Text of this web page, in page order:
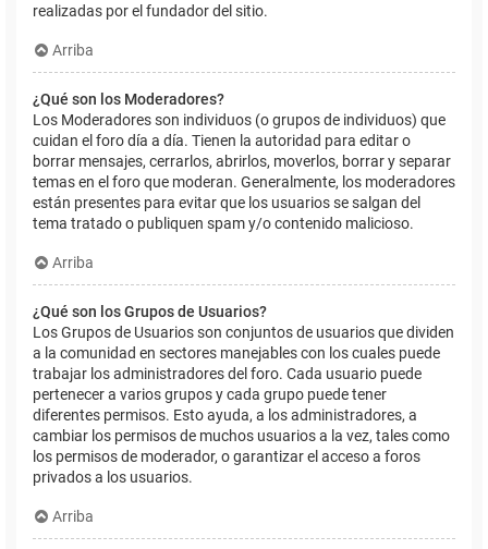
realizadas por el fundador del sitio.
Arriba
¿Qué son los Moderadores?
Los Moderadores son individuos (o grupos de individuos) que
cuidan el foro día a día. Tienen la autoridad para editar o
borrar mensajes, cerrarlos, abrirlos, moverlos, borrar y separar
temas en el foro que moderan. Generalmente, los moderadores
están presentes para evitar que los usuarios se salgan del
tema tratado o publiquen spam y/o contenido malicioso.
Arriba
¿Qué son los Grupos de Usuarios?
Los Grupos de Usuarios son conjuntos de usuarios que dividen
a la comunidad en sectores manejables con los cuales puede
trabajar los administradores del foro. Cada usuario puede
pertenecer a varios grupos y cada grupo puede tener
diferentes permisos. Esto ayuda, a los administradores, a
cambiar los permisos de muchos usuarios a la vez, tales como
los permisos de moderador, o garantizar el acceso a foros
privados a los usuarios.
Arriba